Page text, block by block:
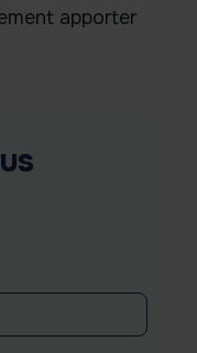
apporter